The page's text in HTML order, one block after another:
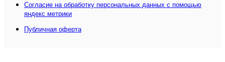
Согласие на обработку персональных данных с помощью
яндекс метрики
Публичная оферта